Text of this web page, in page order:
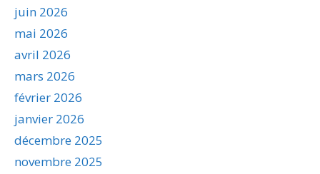
juin 2026
mai 2026
avril 2026
mars 2026
février 2026
janvier 2026
décembre 2025
novembre 2025